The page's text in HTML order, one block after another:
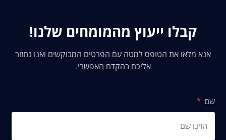
קבלו ייעוץ מהמומחים שלנו!
אנא מלאו את הטופס למטה עם הפרטים המבוקשים ואנו נחזור
אליכם בהקדם האפשרי.
שם